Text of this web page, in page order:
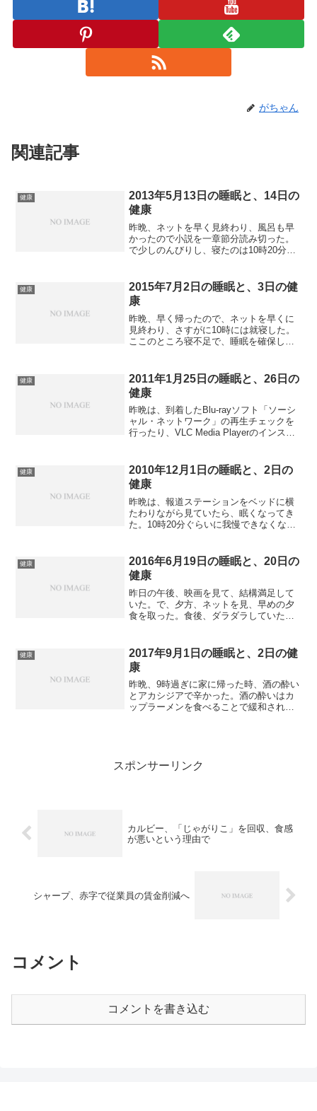
がちゃん
関連記事
健康
2013年5月13日の睡眠と、14日の
健康
昨晩、ネットを早く見終わり、風呂も早
かったので小説を一章節分読み切った。
で少しのんびりし、寝たのは10時20分。
り眠くはない。会社に行き、頭が冴えて
いるなと思いながら...
健康
2015年7月2日の睡眠と、3日の健
康
昨晩、早く帰ったので、ネットを早くに
見終わり、さすがに10時には就寝した。
ここのところ寝不足で、睡眠を確保しよ
う5時かな」と感じていた。何回目かの意
識の浮上に目を覚ますと...
健康
2011年1月25日の睡眠と、26日の
健康
昨晩は、到着したBlu-rayソフト「ソーシ
ャル・ネットワーク」の再生チェックを
行ったり、VLC Media Playerのインスト
らい。最近本を読んでいないなと思...
健康
2010年12月1日の睡眠と、2日の
健康
昨晩は、報道ステーションをベッドに横
たわりながら見ていたら、眠くなってき
た。10時20分ぐらいに我慢できなくな
にトイレで目覚める。トイレに行って用
を足した後、また寝た...
健康
2016年6月19日の睡眠と、20日の
健康
昨日の午後、映画を見て、結構満足して
いた。で、夕方、ネットを見、早めの夕
食を取った。食後、ダラダラしていたの
た。「スター・トレック エンタープライ
ズ」が最終回1話を残...
健康
2017年9月1日の睡眠と、2日の健
康
昨晩、9時過ぎに家に帰った時、酒の酔い
とアカシジアで辛かった。酒の酔いはカ
ップラーメンを食べることで緩和された
スポンサーリンク
カルビー、「じゃがりこ」を回収、食感
が悪いという理由で
シャープ、赤字で従業員の賃金削減へ
コメント
コメントを書き込む